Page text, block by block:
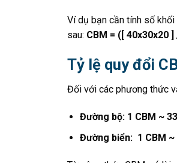
Ví dụ bạn cần tính số khối
sau: CBM = ([ 40x30x20
Tỷ lệ quy đổi
Đối với các phương thức
Đường bộ: 1 CBM ~
Đường biển: 1 CBM ~